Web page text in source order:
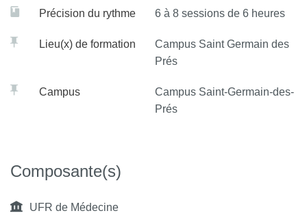
Approfondir ses connaissances dans des domaines
reconstructive, pathologie dégénérative du membre
Précision du rythme 6 à 8 sessions de 6 heures
Lieu(x) de formation
Campus Saint Germain des
Prés
Campus
Campus Saint-Germain-des-
Prés
Composante(s)
UFR de Médecine